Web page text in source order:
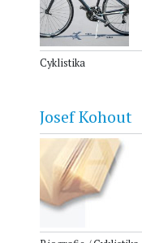
Cyklistika
Josef Kohout